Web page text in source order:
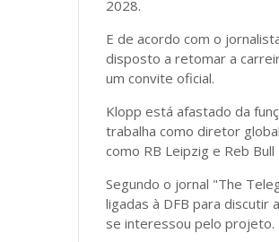
2028.
E de acordo com o
disposto a retomar a
um convite oficial.
Klopp está afastado da
trabalha como diretor
como RB Leipzig e Reb
Segundo o jornal "The
ligadas à DFB para discutir
se interessou pelo projeto.